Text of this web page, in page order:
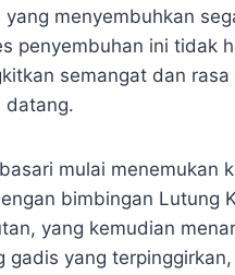
menyembuhkan
penyembuhan ini tidak
semangat dan
datang.
mulai menemukan
bimbingan Lutung
yang kemudian
gadis yang